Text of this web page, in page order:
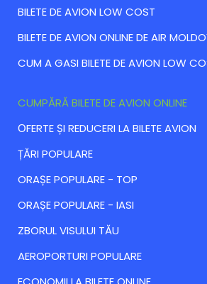
BILETE DE AVION LOW COST
BILETE DE AVION ONLINE DE AIR
CUM A GASI BILETE DE AVION LOW
CUMPĂRĂ BILETE DE AVION ONLINE
ОFERTE ȘI REDUCERI LA BILETE AVION
ȚĂRI POPULARE
ORAȘE POPULARE - TOP
ORAȘE POPULARE - IASI
ZBORUL VISULUI TĂU
AEROPORTURI POPULARE